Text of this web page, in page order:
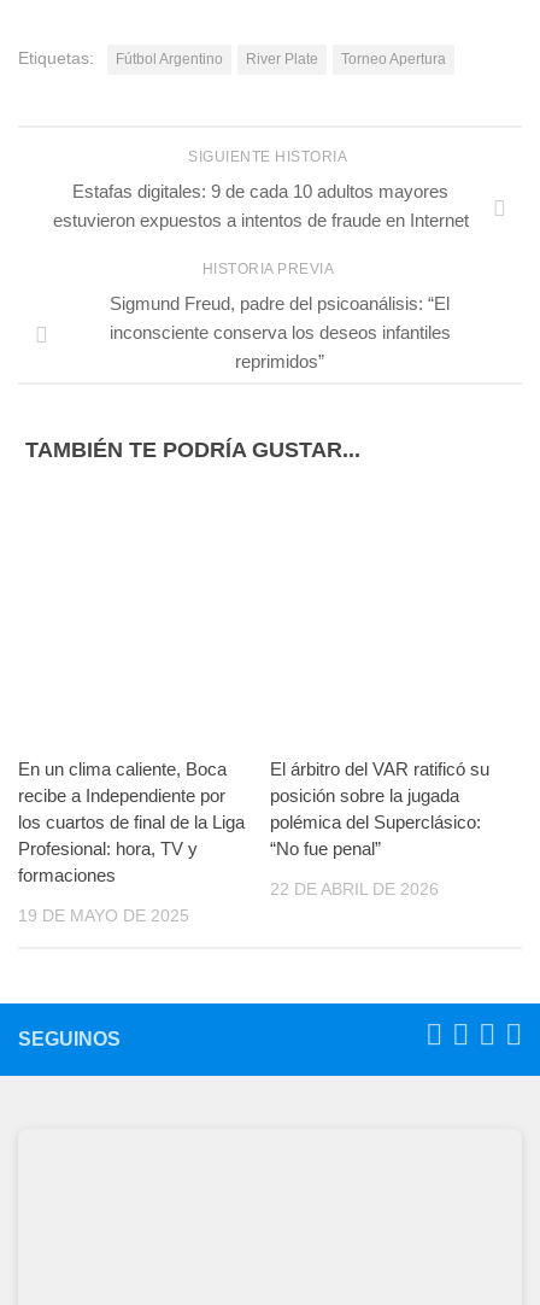
Etiquetas: Fútbol Argentino River Plate Torneo Apertura
SIGUIENTE HISTORIA
Estafas digitales: 9 de cada 10 adultos mayores
estuvieron expuestos a intentos de fraude en Internet
HISTORIA PREVIA
Sigmund Freud, padre del psicoanálisis: “El
inconsciente conserva los deseos infantiles
reprimidos”
TAMBIÉN TE PODRÍA GUSTAR...
En un clima caliente, Boca
recibe a Independiente por
los cuartos de final de la Liga
Profesional: hora, TV y
formaciones
19 DE MAYO DE 2025
El árbitro del VAR ratificó su
posición sobre la jugada
polémica del Superclásico:
“No fue penal”
22 DE ABRIL DE 2026
SEGUINOS